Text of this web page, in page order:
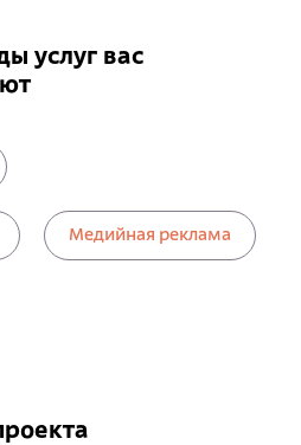
услуг вас
Медийная реклама